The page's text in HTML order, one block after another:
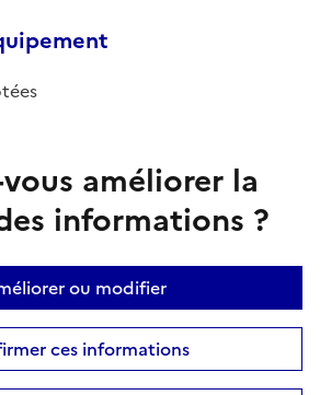
améliorer la
informations ?
ou modifier
ces informations